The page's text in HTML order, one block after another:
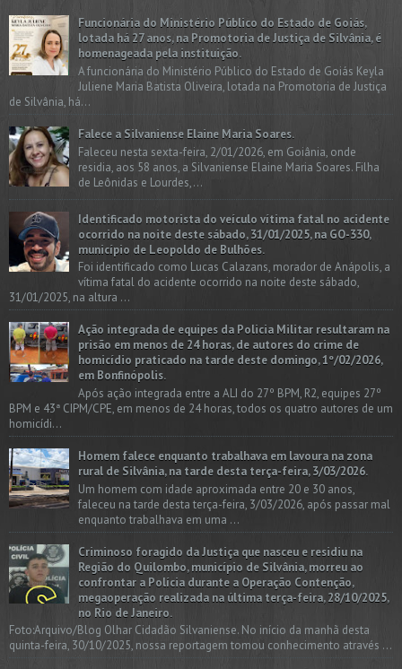
Funcionária do Ministério Público do Estado de Goiás,
lotada há 27 anos, na Promotoria de Justiça de Silvânia, é
homenageada pela instituição.
A funcionária do Ministério Público do Estado de Goiás Keyla
Juliene Maria Batista Oliveira, lotada na Promotoria de Justiça
de Silvânia, há...
Falece a Silvaniense Elaine Maria Soares.
Faleceu nesta sexta-feira, 2/01/2026, em Goiânia, onde
residia, aos 58 anos, a Silvaniense Elaine Maria Soares. Filha
de Leônidas e Lourdes,...
Identificado motorista do veículo vítima fatal no acidente
ocorrido na noite deste sábado, 31/01/2025, na GO-330,
município de Leopoldo de Bulhões.
Foi identificado como Lucas Calazans, morador de Anápolis, a
vítima fatal do acidente ocorrido na noite deste sábado,
31/01/2025, na altura ...
Ação integrada de equipes da Policia Militar resultaram na
prisão em menos de 24 horas, de autores do crime de
homicídio praticado na tarde deste domingo, 1º/02/2026,
em Bonfinópolis.
Após ação integrada entre a ALI do 27º BPM, R2, equipes 27º
BPM e 43ª CIPM/CPE, em menos de 24 horas, todos os quatro autores de um
homicídi...
Homem falece enquanto trabalhava em lavoura na zona
rural de Silvânia, na tarde desta terça-feira, 3/03/2026.
Um homem com idade aproximada entre 20 e 30 anos,
faleceu na tarde desta terça-feira, 3/03/2026, após passar mal
enquanto trabalhava em uma ...
Criminoso foragido da Justiça que nasceu e residiu na
Região do Quilombo, município de Silvânia, morreu ao
confrontar a Polícia durante a Operação Contenção,
megaoperação realizada na última terça-feira, 28/10/2025,
no Rio de Janeiro.
Foto:Arquivo/Blog Olhar Cidadão Silvaniense. No início da manhã desta
quinta-feira, 30/10/2025, nossa reportagem tomou conhecimento através ...